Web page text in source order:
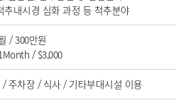
추내시경 심화 과정 등 척추분야
/ 300만원
/ $3,000
/ 주차장 / 식사 / 기타부대시설 이용